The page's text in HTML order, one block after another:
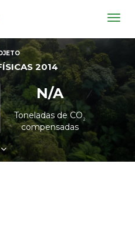
2014
N/A
Toneladas de CO²
compensadas